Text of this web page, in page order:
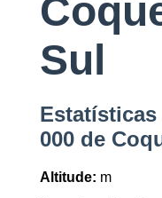
Sul
Estatísticas
000 de
Altitude: m